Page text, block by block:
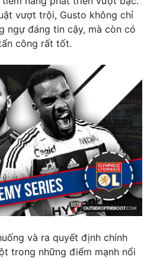
vượt trội, Gusto không chỉ
ngự đáng tin cậy, mà còn có
công rất tốt.
và ra quyết định chính
trong những điểm mạnh nổi